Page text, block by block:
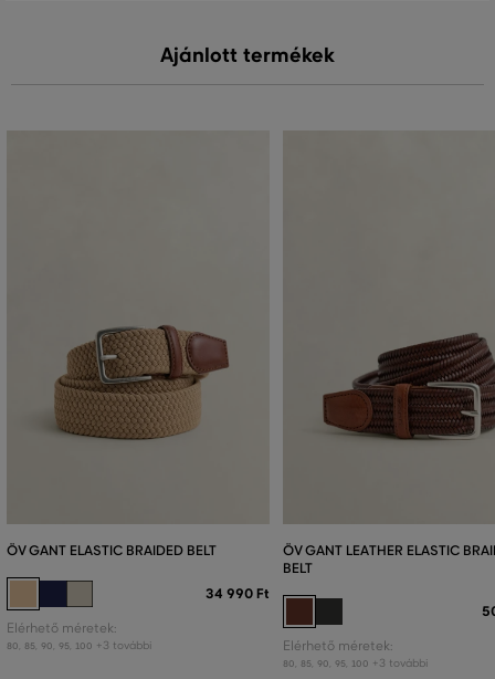
Ajánlott termékek
ÖV GANT ELASTIC BRAIDED BELT
34 990 Ft
Elérhető méretek:
80 85 90 95 100 +3 további
ÖV GANT LEATHER ELASTIC
BELT
Elérhető méretek:
80 85 90 95 100 +3 további